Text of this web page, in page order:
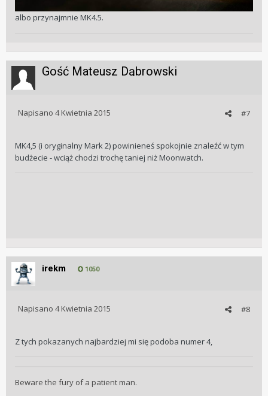
albo przynajmnie MK4.5.
Gość Mateusz Dąbrowski
#7
Napisano 4 Kwietnia 2015
MK4,5 (i oryginalny Mark 2) powinieneś spokojnie znaleźć w tym
budżecie - wciąż chodzi trochę taniej niż Moonwatch.
irekm 1050
#8
Napisano 4 Kwietnia 2015
Z tych pokazanych najbardziej mi się podoba numer 4,
Beware the fury of a patient man.